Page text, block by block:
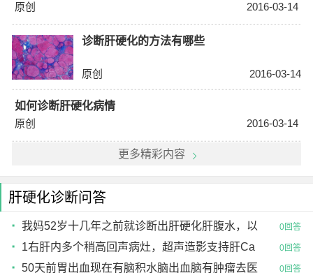
原创
2016-03-14
诊断肝硬化的方法有哪些
原创 2016-03-14
如何诊断肝硬化病情
原创
2016-03-14
更多精彩内容
肝硬化诊断问答
我妈52岁十几年之前就诊断出肝硬化肝腹水，以
前一年住一次医院
0回答
1右肝内多个稍高回声病灶，超声造影支持肝Ca
诊断2肝硬化3胆
0回答
50天前胃出血现在有脑积水脑出血脑有肿瘤去医 0回答